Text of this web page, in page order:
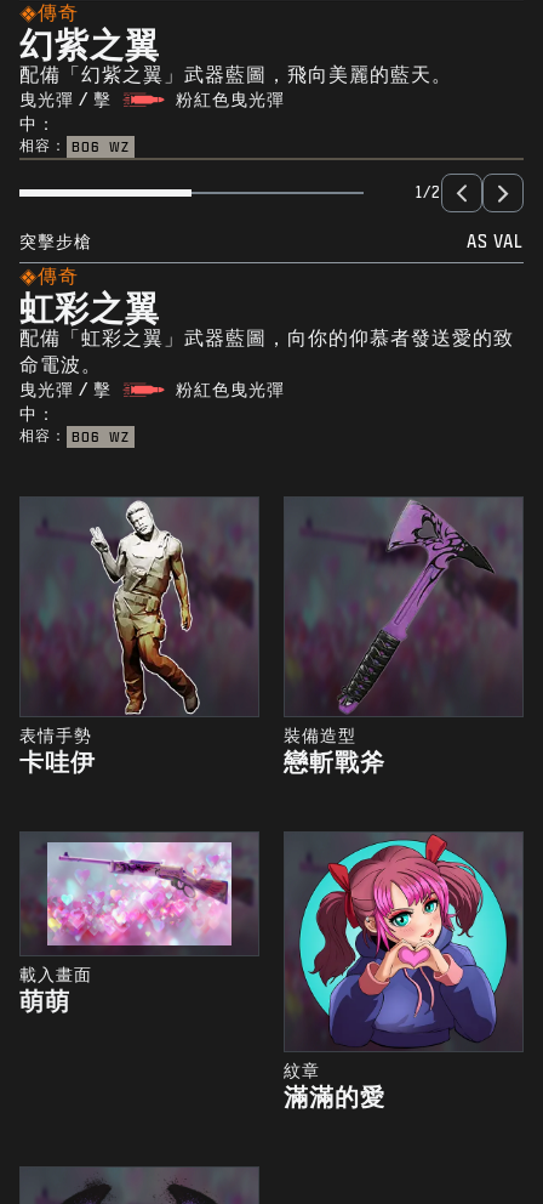
傳奇
幻紫之翼
配備「幻紫之翼」武器藍圖，飛向美麗的藍天。
曳光彈 / 擊
中：
粉紅色曳光彈
相容： BO6 WZ
1/2
突擊步槍 AS VAL
傳奇
虹彩之翼
配備「虹彩之翼」武器藍圖，向你的仰慕者發送愛的致
命電波。
曳光彈 / 擊
中：
粉紅色曳光彈
相容： BO6 WZ
表情手勢
卡哇伊
裝備造型
戀斬戰斧
載入畫面
萌萌
紋章
滿滿的愛